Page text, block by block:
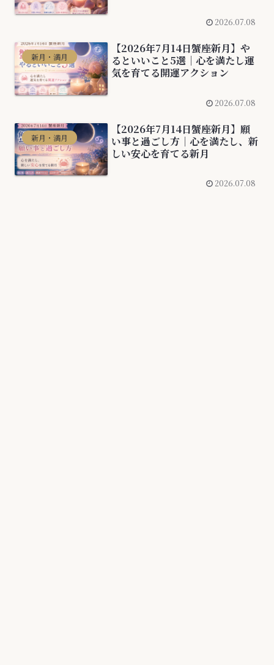
2026.07.08
新月・満月
【2026年7月14日蟹座新月】や
るといいこと5選｜心を満たし運
気を育てる開運アクション
2026.07.08
新月・満月
【2026年7月14日蟹座新月】願
い事と過ごし方｜心を満たし、新
しい安心を育てる新月
2026.07.08